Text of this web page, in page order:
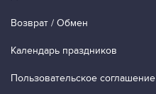
Возврат / Обмен
Календарь праздников
Пользовательское соглашение